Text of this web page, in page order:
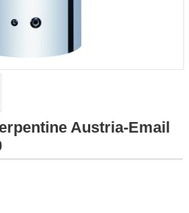
Austria-Email